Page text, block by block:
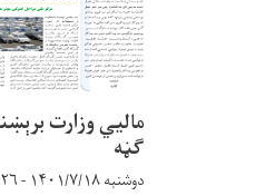
ګڼه
دوشنبه ۱۴۰۱/۷/۱۸ - ۹:۲۶